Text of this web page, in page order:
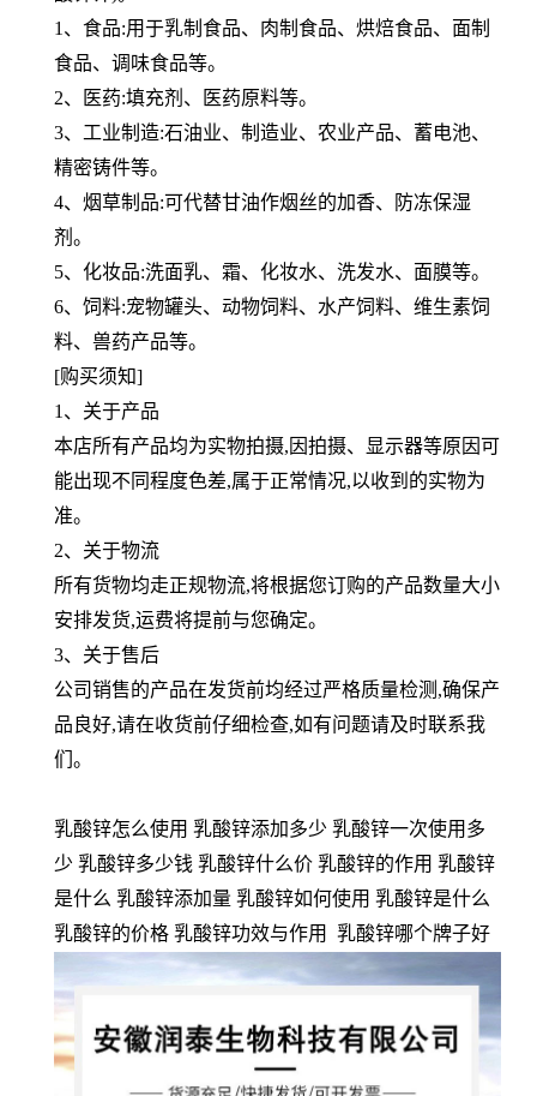
1、食品:用于乳制食品、肉制食品、烘焙食品、面制
食品、调味食品等。
2、医药:填充剂、医药原料等。
3、工业制造:石油业、制造业、农业产品、蓄电池、
精密铸件等。
4、烟草制品:可代替甘油作烟丝的加香、防冻保湿
剂。
5、化妆品:洗面乳、霜、化妆水、洗发水、面膜等。
6、饲料:宠物罐头、动物饲料、水产饲料、维生素饲
料、兽药产品等。
[购买须知]
1、关于产品
本店所有产品均为实物拍摄,因拍摄、显示器等原因可
能出现不同程度色差,属于正常情况,以收到的实物为
准。
2、关于物流
所有货物均走正规物流,将根据您订购的产品数量大小
安排发货,运费将提前与您确定。
3、关于售后
公司销售的产品在发货前均经过严格质量检测,确保产
品良好,请在收货前仔细检查,如有问题请及时联系我
们。
乳酸锌怎么使用 乳酸锌添加多少 乳酸锌一次使用多
少 乳酸锌多少钱 乳酸锌什么价 乳酸锌的作用 乳酸锌
是什么 乳酸锌添加量 乳酸锌如何使用 乳酸锌是什么
乳酸锌的价格 乳酸锌功效与作用 乳酸锌哪个牌子好